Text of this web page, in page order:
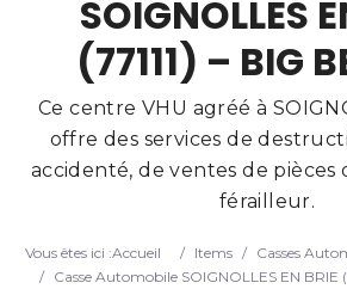
SOIGNOLLES
(77111) – BIG
Ce centre VHU agréé à
offre des services de
accidenté, de ventes de pièces
férailleur.
Vous êtes ici :Accueil / Items / Casses
/
Casse Automobile SOIGNOLLES EN BRIE